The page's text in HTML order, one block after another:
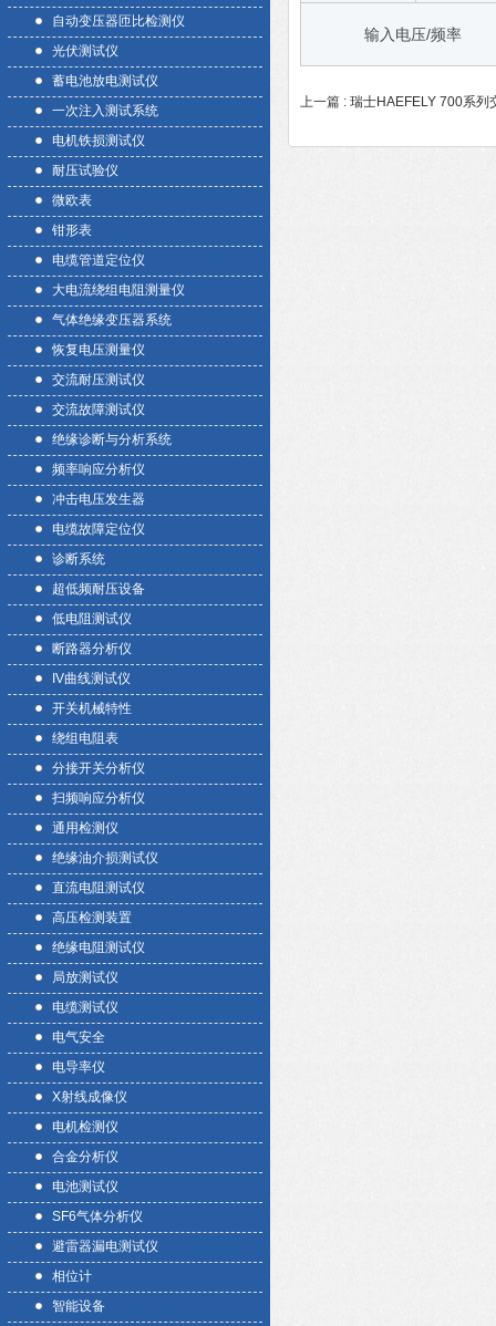
自动变压器匝比检测仪
光伏测试仪
蓄电池放电测试仪
一次注入测试系统
电机铁损测试仪
耐压试验仪
微欧表
钳形表
电缆管道定位仪
大电流绕组电阻测量仪
气体绝缘变压器系统
恢复电压测量仪
交流耐压测试仪
交流故障测试仪
绝缘诊断与分析系统
频率响应分析仪
冲击电压发生器
电缆故障定位仪
诊断系统
超低频耐压设备
低电阻测试仪
断路器分析仪
IV曲线测试仪
开关机械特性
绕组电阻表
分接开关分析仪
扫频响应分析仪
通用检测仪
绝缘油介损测试仪
直流电阻测试仪
高压检测装置
绝缘电阻测试仪
局放测试仪
电缆测试仪
电气安全
电导率仪
X射线成像仪
电机检测仪
合金分析仪
电池测试仪
SF6气体分析仪
避雷器漏电测试仪
相位计
智能设备
输入电压/频率
上一篇 : 瑞士HAEFELY 700系列